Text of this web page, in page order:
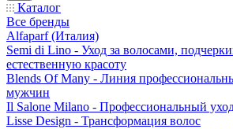
Каталог
Все бренды
Alfaparf (Италия)
Semi di Lino - Уход за волосами,
естественную красоту
Blends Of Many - Линия
мужчин
Il Salone Milano - Профессиональный
Lisse Design - Трансформация волос